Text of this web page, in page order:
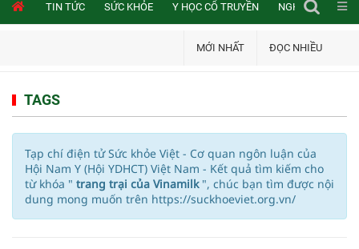
TIN TỨC SỨC KHỎE Y HỌC CỔ TRUYỀN NGHIÊN CỨU
MỚI NHẤT ĐỌC NHIỀU
TAGS
Tạp chí điện tử Sức khỏe Việt - Cơ quan ngôn luận của
Hội Nam Y (Hội YDHCT) Việt Nam - Kết quả tìm kiếm cho
từ khóa " trang trại của Vinamilk ", chúc bạn tìm được nội
dung mong muốn trên https://suckhoeviet.org.vn/